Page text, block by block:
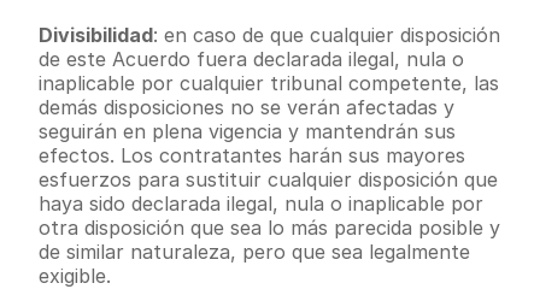
Divisibilidad: en caso de que cualquier disposición
de este Acuerdo fuera declarada ilegal, nula o
inaplicable por cualquier tribunal competente, las
demás disposiciones no se verán afectadas y
seguirán en plena vigencia y mantendrán sus
efectos. Los contratantes harán sus mayores
esfuerzos para sustituir cualquier disposición que
haya sido declarada ilegal, nula o inaplicable por
otra disposición que sea lo más parecida posible y
de similar naturaleza, pero que sea legalmente
exigible.